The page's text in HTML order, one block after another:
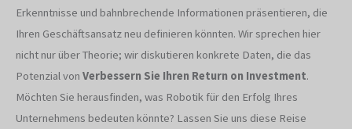
Erkenntnisse und bahnbrechende Informationen präsentieren, die
Ihren Geschäftsansatz neu definieren könnten. Wir sprechen hier
nicht nur über Theorie; wir diskutieren konkrete Daten, die das
Potenzial von Verbessern Sie Ihren Return on Investment.
Möchten Sie herausfinden, was Robotik für den Erfolg Ihres
Unternehmens bedeuten könnte? Lassen Sie uns diese Reise